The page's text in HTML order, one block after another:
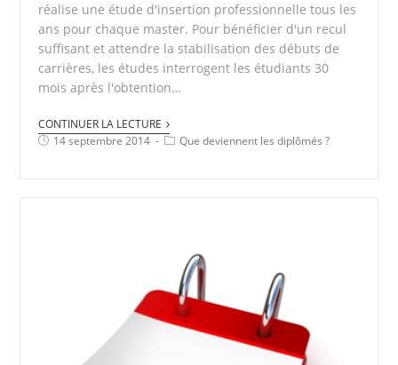
réalise une étude d'insertion professionnelle tous les
ans pour chaque master. Pour bénéficier d'un recul
suffisant et attendre la stabilisation des débuts de
carrières, les études interrogent les étudiants 30
mois après l'obtention…
CONTINUER LA LECTURE
14 septembre 2014
Que deviennent les diplômés ?